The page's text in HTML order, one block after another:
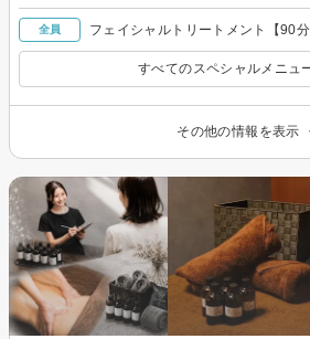
全員 フェイシャルトリートメント【90分
すべてのスペシャルメニュ
その他の情報を表示